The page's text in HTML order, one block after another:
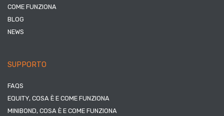
COME FUNZIONA
BLOG
NEWS
SUPPORTO
FAQS
EQUITY, COSA È E COME FUNZIONA
MINIBOND, COSA È E COME FUNZIONA